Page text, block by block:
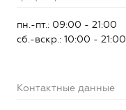
пн.-пт.: 09:00 - 21:00
сб.-вскр.: 10:00 - 21:00
Контактные данные